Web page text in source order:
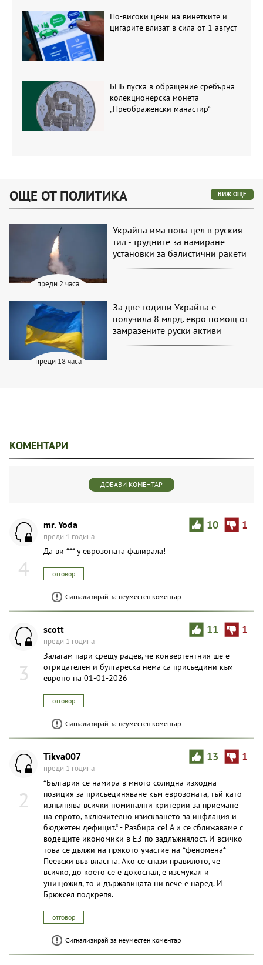
По-високи цени на винетките и
цигарите влизат в сила от 1 август
БНБ пуска в обращение сребърна
колекционерска монета
„Преображенски манастир“
ОЩЕ ОТ ПОЛИТИКА ВИЖ ОЩЕ
преди 2 часа
Украйна има нова цел в руския
тил - трудните за намиране
установки за балистични ракети
преди 18 часа
За две години Украйна е
получила 8 млрд. евро помощ от
замразените руски активи
КОМЕНТАРИ
ДОБАВИ КОМЕНТАР
4
10 1
mr. Yoda
преди 1 година
Да ви *** у еврозоната фалирала!
отговор
Сигнализирай за неуместен коментар
3
11 1
scott
преди 1 година
Залагам пари срещу радев, че конвергентния ше е
отрицателен и булгареска нема са присъедини към
евроно на 01-01-2026
отговор
Сигнализирай за неуместен коментар
2
13 1
Tikva007
преди 1 година
*България се намира в много солидна изходна
позиция за присъединяване към еврозоната, тъй като
изпълнява всички номинални критерии за приемане
на еврото, включително изискването за инфлация и
бюджетен дефицит.* - Разбира се! А и се сближаваме с
водещите икономики в ЕЗ по задлъжнялост. И всичко
това се дължи на прякото участие на *феномена*
Пеевски във властта. Ако се спази правилото, че
всичко, до което се е докоснал, е изсмукал и
унищожил, то и държавицата ни вече е наред. И
Брюксел подкрепя.
отговор
Сигнализирай за неуместен коментар